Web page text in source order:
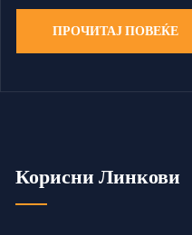
ПРОЧИТАЈ ПОВЕЌЕ
Корисни Линкови